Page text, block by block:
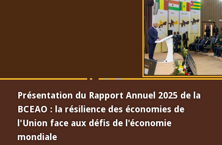
Présentation du Rapport Annuel 2025 de la
BCEAO : la résilience des économies de
l'Union face aux défis de l'économie
mondiale